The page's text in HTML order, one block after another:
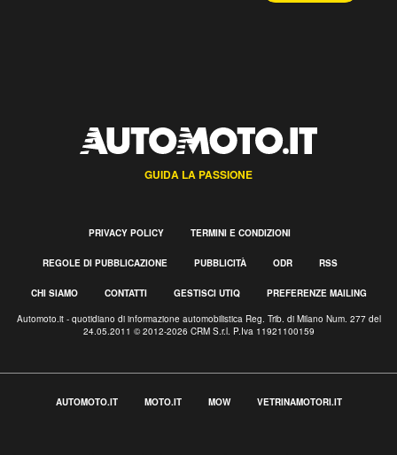
GUIDA LA PASSIONE
PRIVACY POLICY TERMINI E CONDIZIONI
REGOLE DI PUBBLICAZIONE PUBBLICITÀ ODR RSS
CHI SIAMO CONTATTI GESTISCI UTIQ PREFERENZE MAILING
Automoto.it - quotidiano di informazione automobilistica Reg. Trib. di Milano Num. 277 del
24.05.2011 © 2012-2026 CRM S.r.l. P.Iva 11921100159
AUTOMOTO.IT MOTO.IT MOW VETRINAMOTORI.IT